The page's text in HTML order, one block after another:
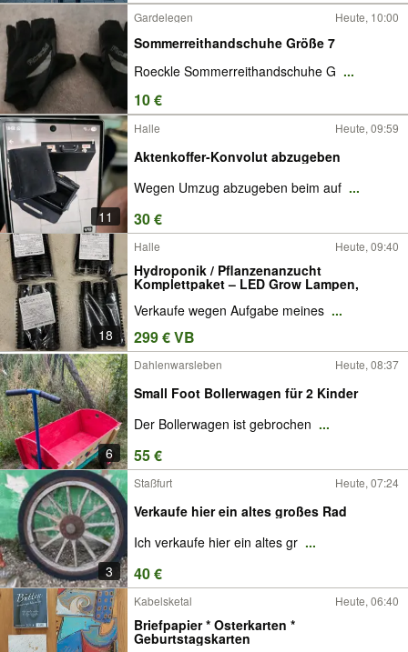
Gardelegen Heute, 10:00
Sommerreithandschuhe Größe 7
Roeckle Sommerreithandschuhe G ...
10 €
11
Halle Heute, 09:59
Aktenkoffer-Konvolut abzugeben
Wegen Umzug abzugeben beim auf ...
30 €
18
Halle Heute, 09:40
Hydroponik / Pflanzenanzucht
Komplettpaket – LED Grow Lampen,
Verkaufe wegen Aufgabe meines ...
299 € VB
6
Dahlenwarsleben Heute, 08:37
Small Foot Bollerwagen für 2 Kinder
Der Bollerwagen ist gebrochen ...
55 €
3
Staßfurt Heute, 07:24
Verkaufe hier ein altes großes Rad
Ich verkaufe hier ein altes gr ...
40 €
Kabelsketal Heute, 06:40
Briefpapier * Osterkarten *
Geburtstagskarten